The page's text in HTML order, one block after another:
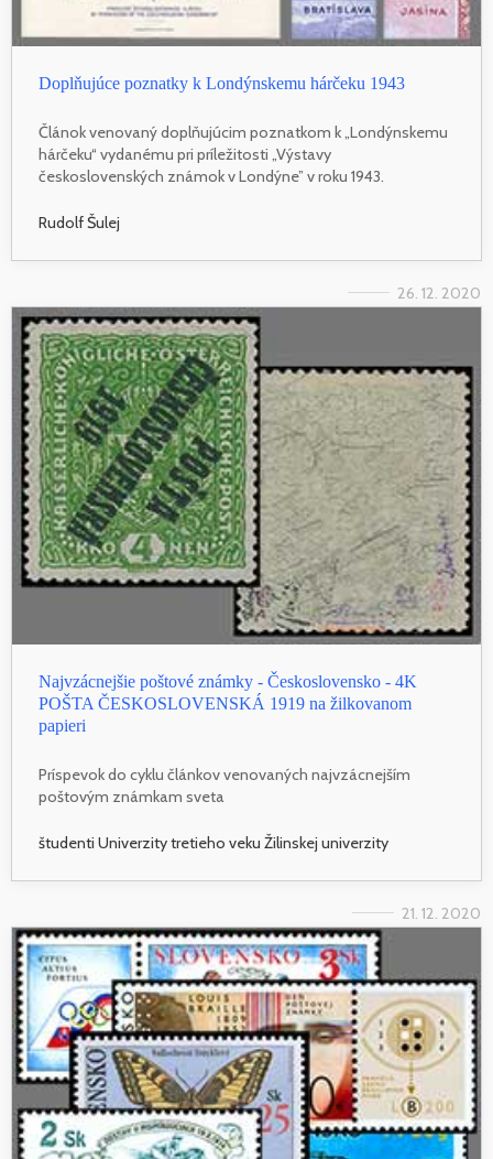
Doplňujúce poznatky k Londýnskemu hárčeku 1943
Článok venovaný doplňujúcim poznatkom k „Londýnskemu
hárčeku“ vydanému pri príležitosti „Výstavy
československých známok v Londýne” v roku 1943.
Rudolf Šulej
26. 12. 2020
Najvzácnejšie poštové známky - Československo - 4K
POŠTA ČESKOSLOVENSKÁ 1919 na žilkovanom
papieri
Príspevok do cyklu článkov venovaných najvzácnejším
poštovým známkam sveta
študenti Univerzity tretieho veku Žilinskej univerzity
21. 12. 2020